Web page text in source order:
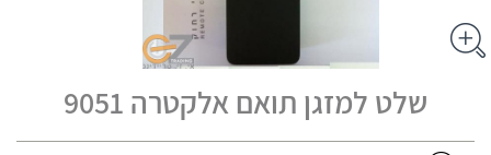
שלט למזגן תואם אלקטרה 9051